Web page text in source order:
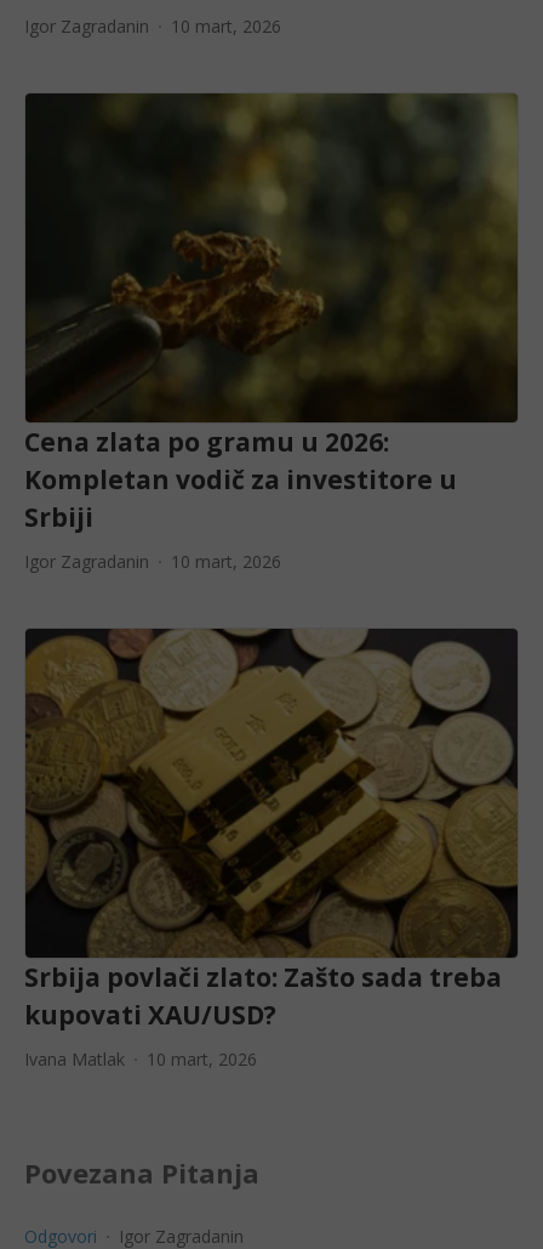
Igor Zagradanin 10 mart, 2026
Cena zlata po gramu u 2026:
Kompletan vodič za investitore u
Srbiji
Igor Zagradanin 10 mart, 2026
Srbija povlači zlato: Zašto sada treba
kupovati XAU/USD?
Ivana Matlak 10 mart, 2026
Povezana Pitanja
Odgovori Igor Zagradanin